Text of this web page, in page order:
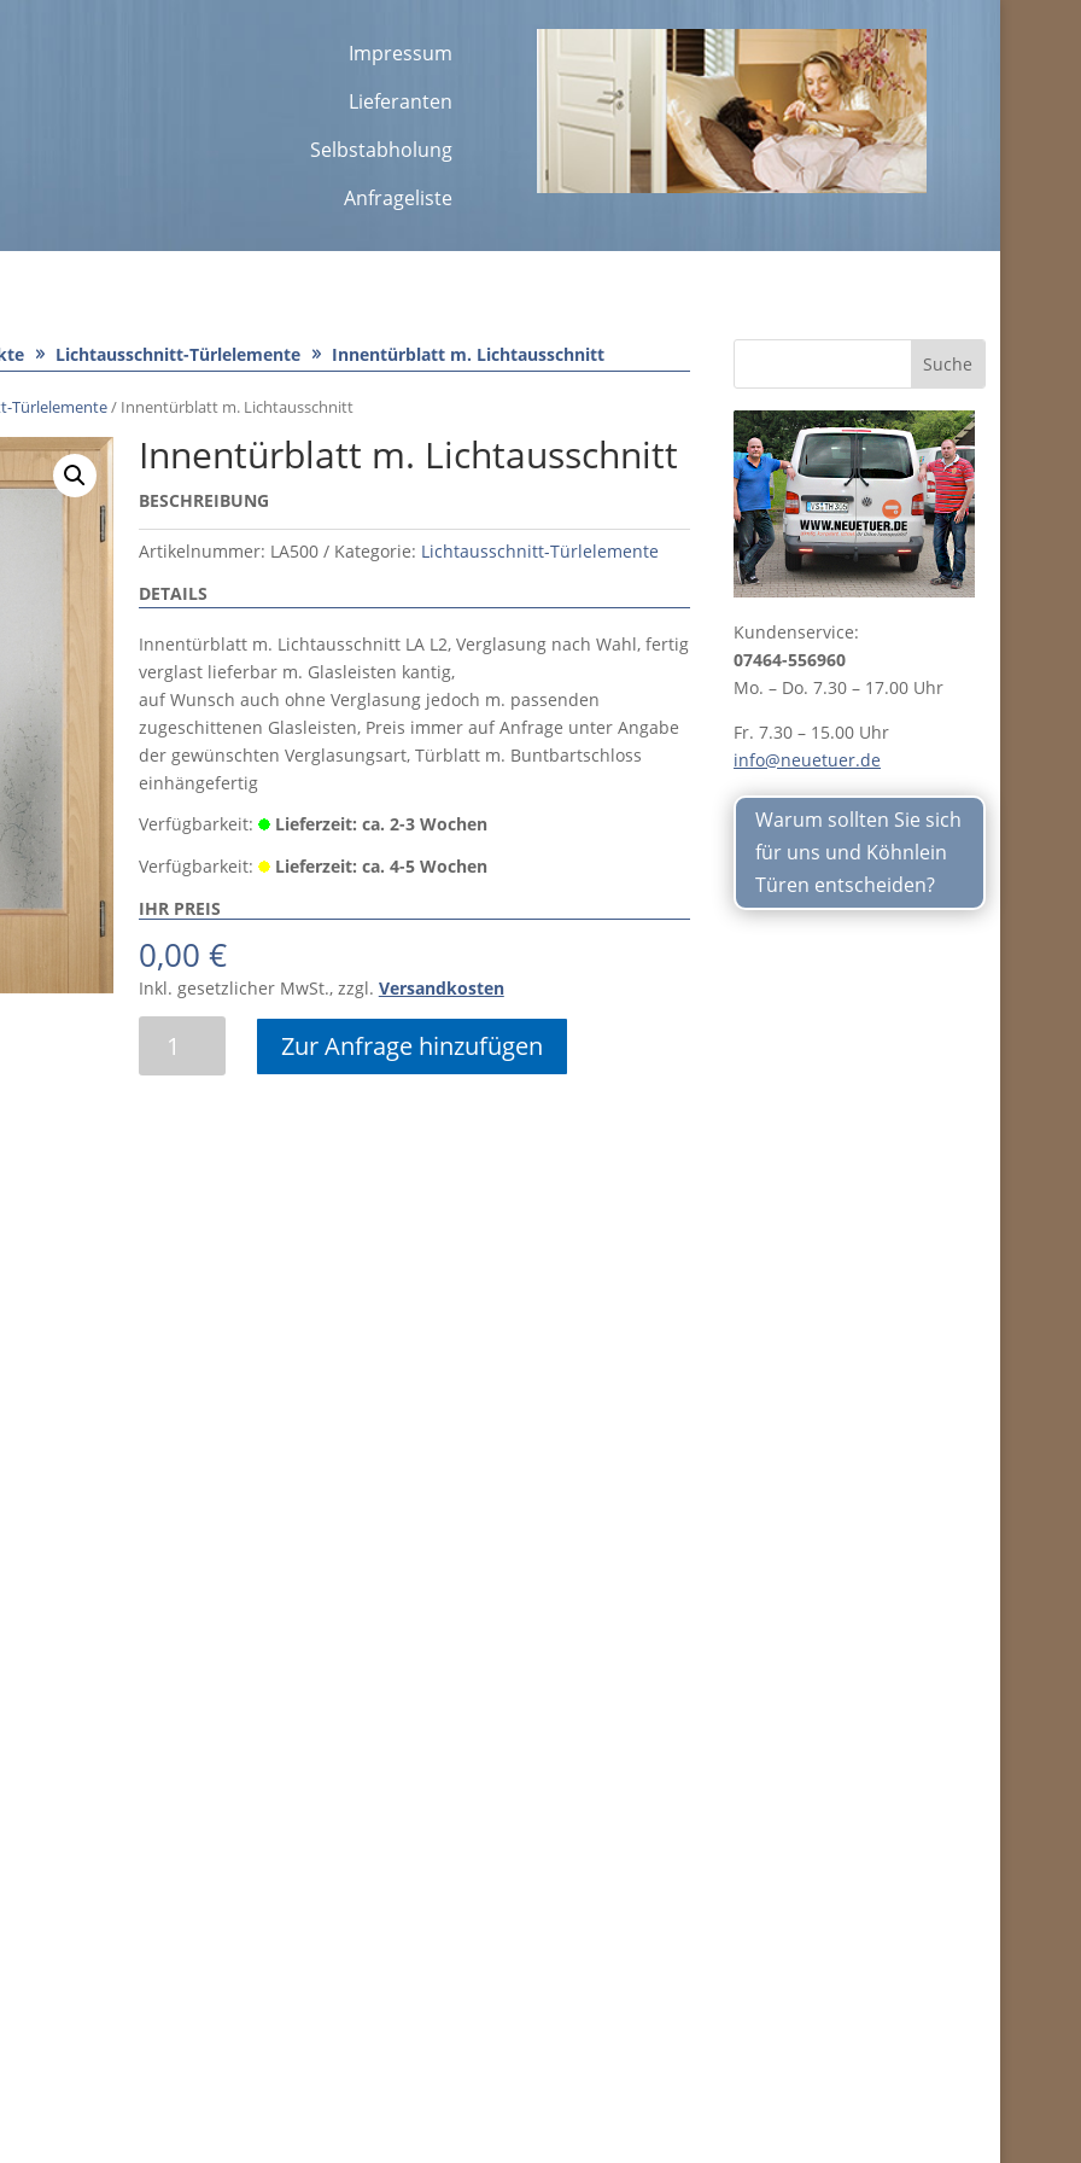
Impressum
Lieferanten
Selbstabholung
Anfrageliste
Lichtausschnitt-Türlelemente Innentürblatt m. Lichtausschnitt
Türlelemente/ Innentürblatt m. Lichtausschnitt
Innentürblatt m. Lichtausschnitt
BESCHREIBUNG
Artikelnummer: LA500 Kategorie: Lichtausschnitt-Türlelemente
DETAILS
Innentürblatt m. Lichtausschnitt LA L2, Verglasung nach Wahl, fertig
verglast lieferbar m. Glasleisten kantig,
auf Wunsch auch ohne Verglasung jedoch m. passenden
zugeschittenen Glasleisten, Preis immer auf Anfrage unter Angabe
der gewünschten Verglasungsart, Türblatt m. Buntbartschloss
einhängefertig
Verfügbarkeit:
Lieferzeit: ca. 2-3 Wochen
Verfügbarkeit:
Lieferzeit: ca. 4-5 Wochen
IHR PREIS
0,00 €
Inkl. gesetzlicher MwSt., zzgl. Versandkosten
Zur Anfrage hinzufügen
Kundenservice:
07464-556960
Mo. – Do. 7.30 – 17.00 Uhr
Fr. 7.30 – 15.00 Uhr
info@neuetuer.de
Warum sollten Sie sich
für uns und Köhnlein
Türen entscheiden?